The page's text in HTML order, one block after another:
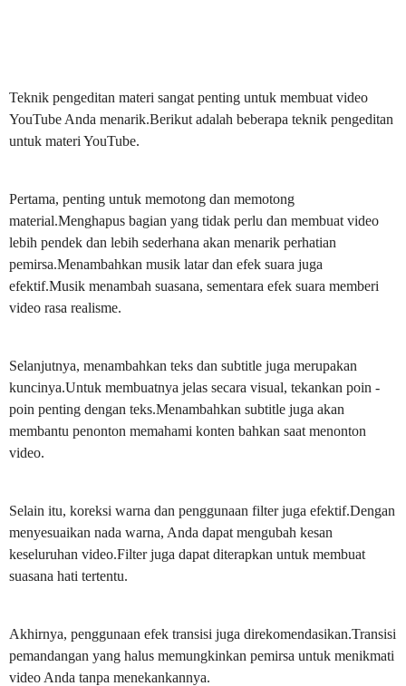
Teknik pengeditan materi sangat penting untuk membuat video
YouTube Anda menarik.Berikut adalah beberapa teknik pengeditan
untuk materi YouTube.
Pertama, penting untuk memotong dan memotong
material.Menghapus bagian yang tidak perlu dan membuat video
lebih pendek dan lebih sederhana akan menarik perhatian
pemirsa.Menambahkan musik latar dan efek suara juga
efektif.Musik menambah suasana, sementara efek suara memberi
video rasa realisme.
Selanjutnya, menambahkan teks dan subtitle juga merupakan
kuncinya.Untuk membuatnya jelas secara visual, tekankan poin -
poin penting dengan teks.Menambahkan subtitle juga akan
membantu penonton memahami konten bahkan saat menonton
video.
Selain itu, koreksi warna dan penggunaan filter juga efektif.Dengan
menyesuaikan nada warna, Anda dapat mengubah kesan
keseluruhan video.Filter juga dapat diterapkan untuk membuat
suasana hati tertentu.
Akhirnya, penggunaan efek transisi juga direkomendasikan.Transisi
pemandangan yang halus memungkinkan pemirsa untuk menikmati
video Anda tanpa menekankannya.